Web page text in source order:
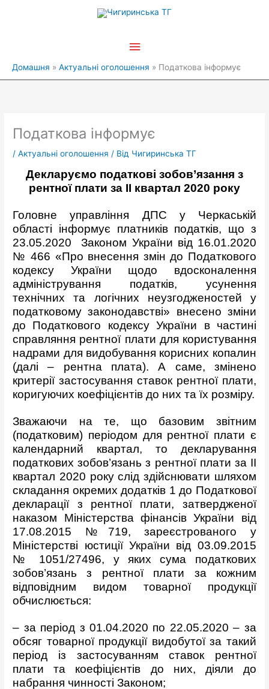
Головне
Домашня Актуальні оголошення Податкова інформує
Податкова інформує
/Актуальні оголошення / Від Чигиринська ТГ
Декларуємо податкові зобов’язання з
рентної плати за ІІ квартал 2020 року
Головне управління ДПС у Черкаській
області інформує платників податків, що з
23.05.2020 Законом України від 16.01.2020
№ 466 «Про внесення змін до Податкового
кодексу України щодо вдосконалення
адміністрування податків, усунення
технічних та логічних неузгодженостей у
податковому законодавстві» внесено зміни
до Податкового кодексу України в частині
справляння рентної плати для користування
надрами для видобування корисних копалин
(далі – рентна плата). А саме, змінено
критерії застосування ставок рентної плати,
коригуючих коефіцієнтів до них та їх розміру.
Зважаючи на те, що базовим звітним
(податковим) періодом для рентної плати є
календарний квартал, то декларування
податкових зобов’язань з рентної плати за ІІ
квартал 2020 року слід здійснювати шляхом
складання окремих додатків 1 до Податкової
декларації з рентної плати, затвердженої
наказом Міністерства фінансів України від
17.08.2015 №719, зареєстрованого у
Міністерстві юстиції України від 03.09.2015
№ 1051/27496, у яких сума податкових
зобов’язань з рентної плати за кожним
відповідним видом товарної продукції
обчислюється:
– за період з 01.04.2020 по 22.05.2020 – за
обсяг товарної продукції видобутої за такий
період із застосуванням ставок рентної
плати та коефіцієнтів до них, діяли до
набрання чинності Законом;